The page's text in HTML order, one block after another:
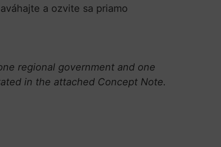
a ozvite sa priamo
regional government and one
in the attached Concept Note.